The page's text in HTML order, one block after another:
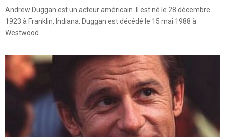
Andrew Duggan est un acteur américain. Il est né le 28 décembre
1923 à Franklin, Indiana. Duggan est décédé le 15 mai 1988 à
Westwood...